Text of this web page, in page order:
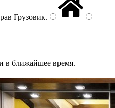
Грузовик.
в ближайшее время.